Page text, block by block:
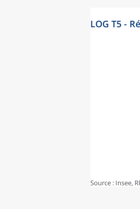
LOG T5 -
Source : Insee,